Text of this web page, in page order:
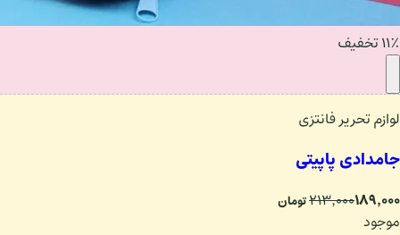
۱۱٪ تخفیف
لوازم تحریر فانتزی
جامدادی پاپیتی
۲۱۳٬۰۰۰۱۸۹٬۰۰۰ تومان
موجود